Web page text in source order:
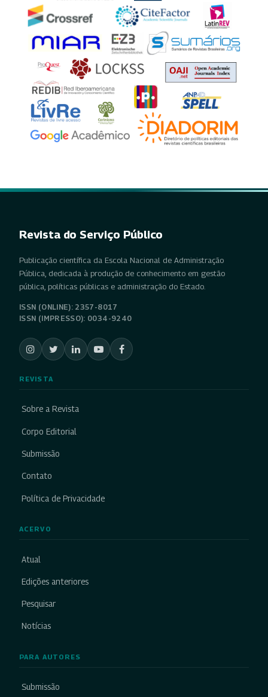
Revista do Serviço Público
Publicação científica da Escola Nacional de Administração
Pública, dedicada à produção de conhecimento em gestão
pública, políticas públicas e administração do Estado.
ISSN (ONLINE): 2357-8017
ISSN (IMPRESSO): 0034-9240
REVISTA
Sobre a Revista
Corpo Editorial
Submissão
Contato
Política de Privacidade
ACERVO
Atual
Edições anteriores
Pesquisar
Notícias
PARA AUTORES
Submissão